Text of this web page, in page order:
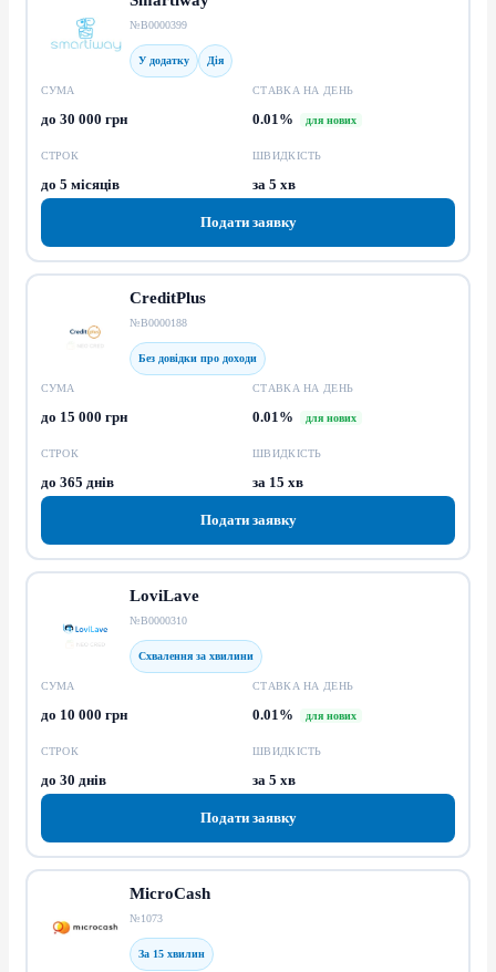
№В0000399
У додатку Дія
СУМА
до 30 000 грн
СТАВКА НА ДЕНЬ
0.01% для нових
СТРОК
до 5 місяців
ШВИДКІСТЬ
за 5 хв
Подати заявку
CreditPlus
№В0000188
Без довідки про доходи
СУМА
до 15 000 грн
СТАВКА НА ДЕНЬ
0.01% для нових
СТРОК
до 365 днів
ШВИДКІСТЬ
за 15 хв
Подати заявку
LoviLave
№В0000310
Схвалення за хвилини
СУМА
до 10 000 грн
СТАВКА НА ДЕНЬ
0.01% для нових
СТРОК
до 30 днів
ШВИДКІСТЬ
за 5 хв
Подати заявку
MicroCash
№1073
За 15 хвилин